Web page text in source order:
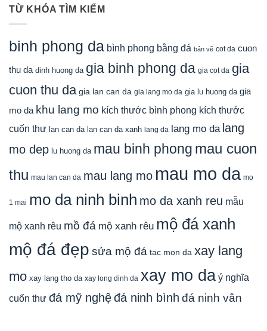
TỪ KHÓA TÌM KIẾM
binh phong da bình phong bằng đá bản vẽ cot da cuon
thu da dinh huong da gia binh phong da gia cot da gia
cuon thu da gia lan can da gia lang mo da gia lu huong da gia
mo da khu lang mo kích thước bình phong kích thước
cuốn thư lan can da lan can da xanh lang da lang mo da lang
mo dep lu huong da mau binh phong mau cuon
thu mau lan can da mau lang mo mau mo da mo
1 mai mo da ninh binh mo da xanh reu mẫu
mộ xanh rêu mồ đá mộ xanh rêu mộ đá xanh
mộ đá đẹp sửa mộ đá tac mon da xay lang
mo xay lang tho da xay long dinh da xay mo da ý nghĩa
cuốn thư đá mỹ nghệđá ninh bình đá ninh vân